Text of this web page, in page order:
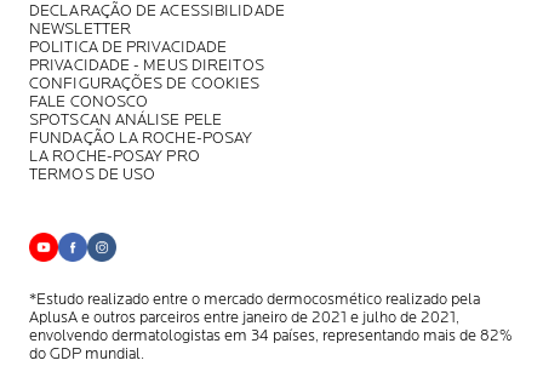
DECLARAÇÃO DE ACESSIBILIDADE
NEWSLETTER
POLITICA DE PRIVACIDADE
PRIVACIDADE - MEUS DIREITOS
CONFIGURAÇÕES DE COOKIES
FALE CONOSCO
SPOTSCAN ANÁLISE PELE
FUNDAÇÃO LA ROCHE-POSAY
LA ROCHE-POSAY PRO
TERMOS DE USO
*Estudo realizado entre o mercado dermocosmético realizado pela
AplusAe outros parceiros entre janeiro de 2021 e julho de 2021,
envolvendodermatologistas em 34 países, representando mais de 82%
do GDP mundial.